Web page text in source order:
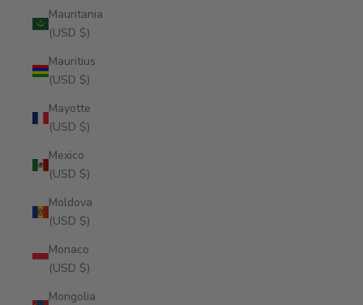
Mauritania
(USD $)
Mauritius
(USD $)
Mayotte
(USD $)
Mexico
(USD $)
Moldova
(USD $)
Monaco
(USD $)
Mongolia